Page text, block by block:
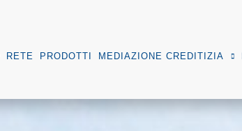
RETE PRODOTTI MEDIAZIONE CREDITIZIA